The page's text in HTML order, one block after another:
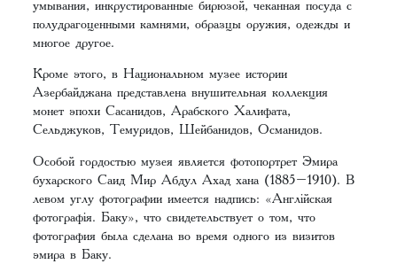
умывания, инкрустированные бирюзой, чеканная посуда с
полудрагоценными камнями, образцы оружия, одежды и
многое другое.
Кроме этого, в Национальном музее истории
Азербайджана представлена внушительная коллекция
монет эпохи Сасанидов, Арабского Халифата,
Сельджуков, Темуридов, Шейбанидов, Османидов.
Особой гордостью музея является фотопортрет Эмира
бухарского Саид Мир Абдул Ахад хана (1885–1910). В
левом углу фотографии имеется надпись: «Англiйская
фотографiя. Баку», что свидетельствует о том, что
фотография была сделана во время одного из визитов
эмира в Баку.